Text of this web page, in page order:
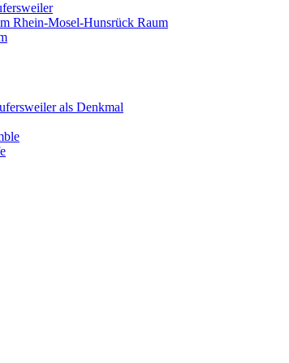
Rhein-Mosel-Hunsrück Raum
als Denkmal